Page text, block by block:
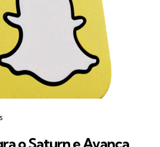
o Saturn e Avança